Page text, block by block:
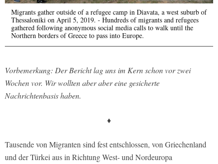
Migrants gather outside of a refugee camp in Diavata, a west suburb of
Thessaloniki on April 5, 2019. - Hundreds of migrants and refugees
gathered following anonymous social media calls to walk until the
Northern borders of Greece to pass into Europe.
Vorbemerkung: Der Bericht lag uns im Kern schon vor zwei
Wochen vor. Wir wollten aber aber eine gesicherte
Nachrichtenbasis haben.
♦
Tausende von Migranten sind fest entschlossen, von Griechenland
und der Türkei aus in Richtung West- und Nordeuropa